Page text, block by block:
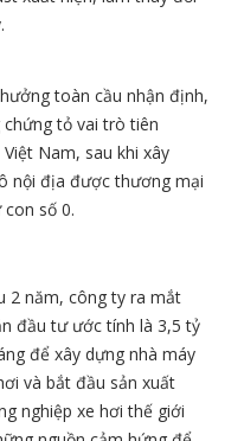
toàn cầu nhận định,
tỏ vai trò tiên
Nam, sau khi xây
nội địa được thương mại
số 0.
2 năm, công ty ra mắt
đầu tư ước tính là 3,5 tỷ
để xây dựng nhà máy
và bắt đầu sản xuất
nghiệp xe hơi thế giới